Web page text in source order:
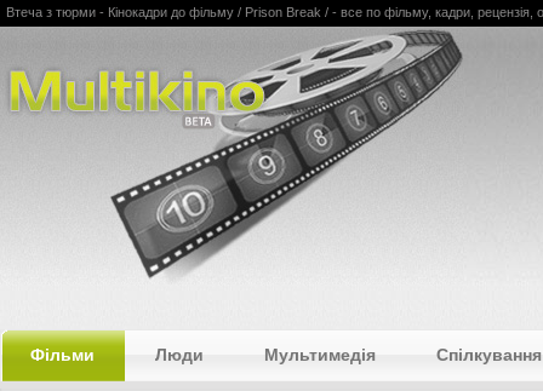
Multikino
Втеча з тюрми - Кінокадри до фільму / Prison Break / - все по фільму, кадри, рецензія,
Фільми Люди Мультимедія Спілкування